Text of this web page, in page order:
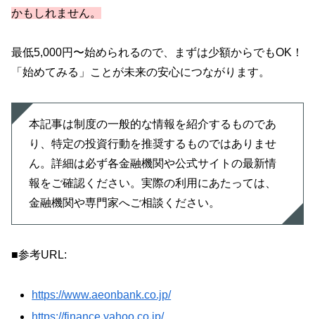
かもしれません。
最低5,000円〜始められるので、まずは少額からでもOK！
「始めてみる」ことが未来の安心につながります。
本記事は制度の一般的な情報を紹介するものであ
り、特定の投資行動を推奨するものではありませ
ん。詳細は必ず各金融機関や公式サイトの最新情
報をご確認ください。実際の利用にあたっては、
金融機関や専門家へご相談ください。
■参考URL:
https://www.aeonbank.co.jp/
https://finance.yahoo.co.jp/